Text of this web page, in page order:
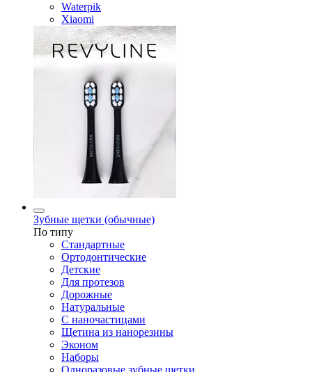
Waterpik
Xiaomi
Зубные щетки (обычные)
По типу
Стандартные
Ортодонтические
Детские
Для протезов
Дорожные
Натуральные
С наночастицами
Щетина из нанорезины
Эконом
Наборы